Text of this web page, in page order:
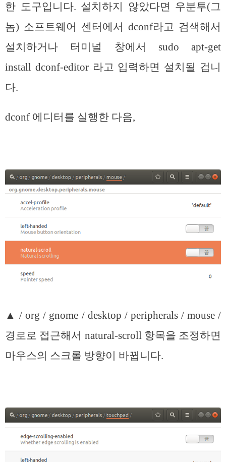
한 도구입니다. 설치하지 않았다면 우분투(그
놈) 소프트웨어 센터에서 dconf라고 검색해서
설치하거나 터미널 창에서 sudo apt-get
install dconf-editor 라고 입력하면 설치될 겁니
다.
dconf 에디터를 실행한 다음,
▲ / org / gnome / desktop / peripherals / mouse /
경로로 접근해서 natural-scroll 항목을 조정하면
마우스의 스크롤 방향이 바뀝니다.